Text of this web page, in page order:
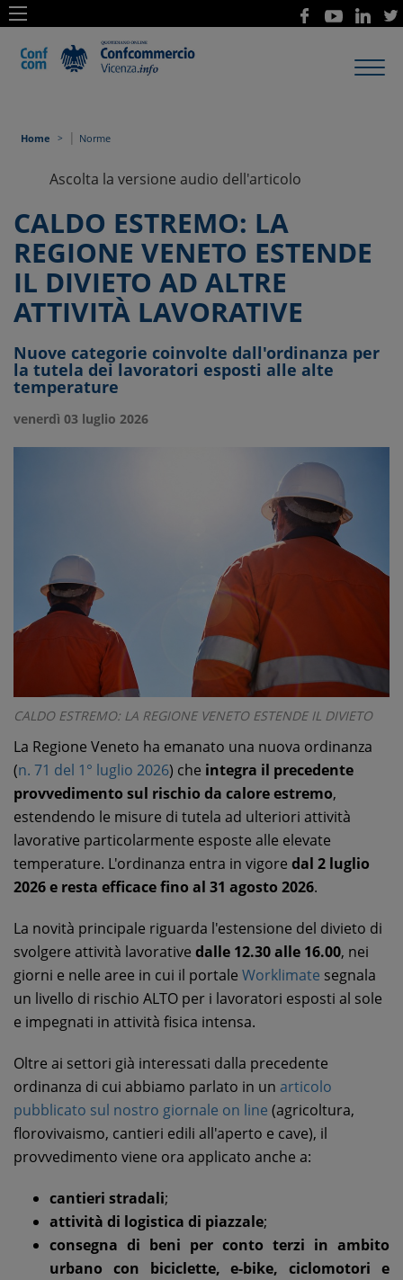
Home | Norme
Ascolta la versione audio dell'articolo
CALDO ESTREMO: LA
REGIONE VENETO ESTENDE
IL DIVIETO AD ALTRE
ATTIVITÀ LAVORATIVE
Nuove categorie coinvolte dall'ordinanza per
la tutela dei lavoratori esposti alle alte
temperature
venerdì 03 luglio 2026
CALDO ESTREMO: LA REGIONE VENETO ESTENDE IL DIVIETO
La Regione Veneto ha emanato una nuova ordinanza
(n. 71 del 1° luglio 2026) che integra il precedente
provvedimento sul rischio da calore estremo,
estendendo le misure di tutela ad ulteriori attività
lavorative particolarmente esposte alle elevate
temperature. L'ordinanza entra in vigore dal 2 luglio
2026 e resta efficace fino al 31 agosto 2026.
La novità principale riguarda l'estensione del divieto di
svolgere attività lavorative dalle 12.30 alle 16.00, nei
giorni e nelle aree in cui il portale Worklimate segnala
un livello di rischio ALTO per i lavoratori esposti al sole
e impegnati in attività fisica intensa.
Oltre ai settori già interessati dalla precedente
ordinanza di cui abbiamo parlato in un articolo
pubblicato sul nostro giornale on line (agricoltura,
florovivaismo, cantieri edili all'aperto e cave), il
provvedimento viene ora applicato anche a:
cantieri stradali;
attività di logistica di piazzale;
consegna di beni per conto terzi in ambito
urbano con biciclette, e-bike, ciclomotori e